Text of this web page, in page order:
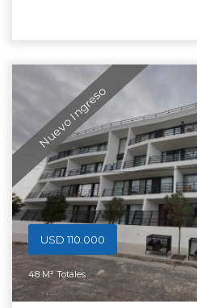
Nuevo Ingreso
USD 110.000
48 M² Totales